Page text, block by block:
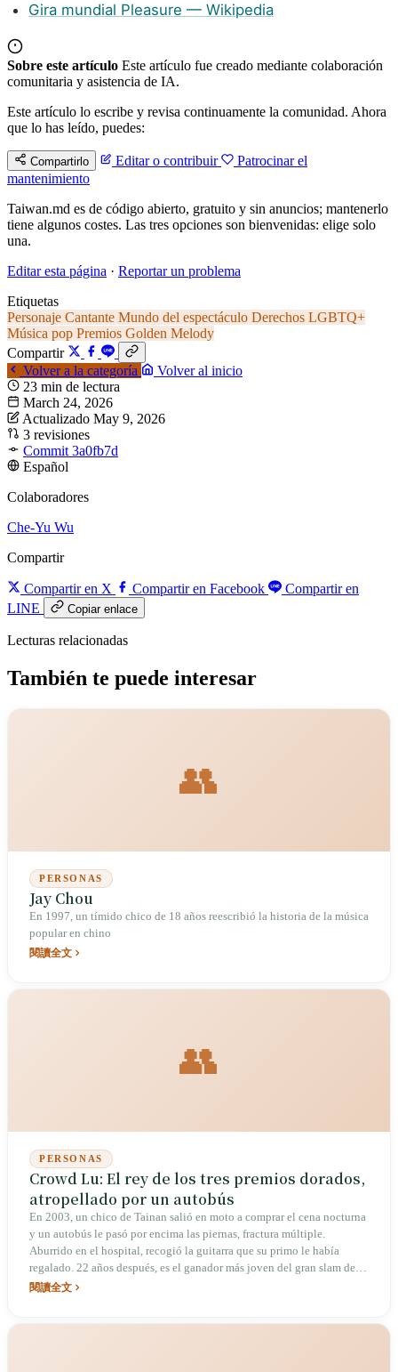
Gira mundial Pleasure — Wikipedia
Sobre este artículo Este artículo fue creado mediante colaboración
comunitaria y asistencia de IA.
Este artículo lo escribe y revisa continuamente la comunidad. Ahora
que lo has leído, puedes:
Compartirlo Editar o contribuir
Patrocinar el
mantenimiento
Taiwan.md es de código abierto, gratuito y sin anuncios; mantenerlo
tiene algunos costes. Las tres opciones son bienvenidas: elige solo
una.
Editar esta página · Reportar un problema
Etiquetas
Personaje Cantante Mundo del espectáculo Derechos LGBTQ+
Música pop Premios Golden Melody
Compartir
Volver a la categoría
Volver al inicio
23 min de lectura
March 24, 2026
Actualizado May 9, 2026
3 revisiones
Commit 3a0fb7d
Español
Colaboradores
Che-Yu Wu
Compartir
Compartir en X Compartir en Facebook
Compartir en
LINE
Copiar enlace
Lecturas relacionadas
También te puede interesar
👥
PERSONAS
Jay Chou
En 1997, un tímido chico de 18 años reescribió la historia de la música
popular en chino
閱讀全文
👥
PERSONAS
Crowd Lu: El rey de los tres premios dorados,
atropellado por un autobús
En 2003, un chico de Tainan salió en moto a comprar el cena nocturna
y un autobús le pasó por encima las piernas, fractura múltiple.
Aburrido en el hospital, recogió la guitarra que su primo le había
regalado. 22 años después, es el ganador más joven del gran slam de
los tres premios dorados en la historia de Taiwán: Golden Melody,
閱讀全文